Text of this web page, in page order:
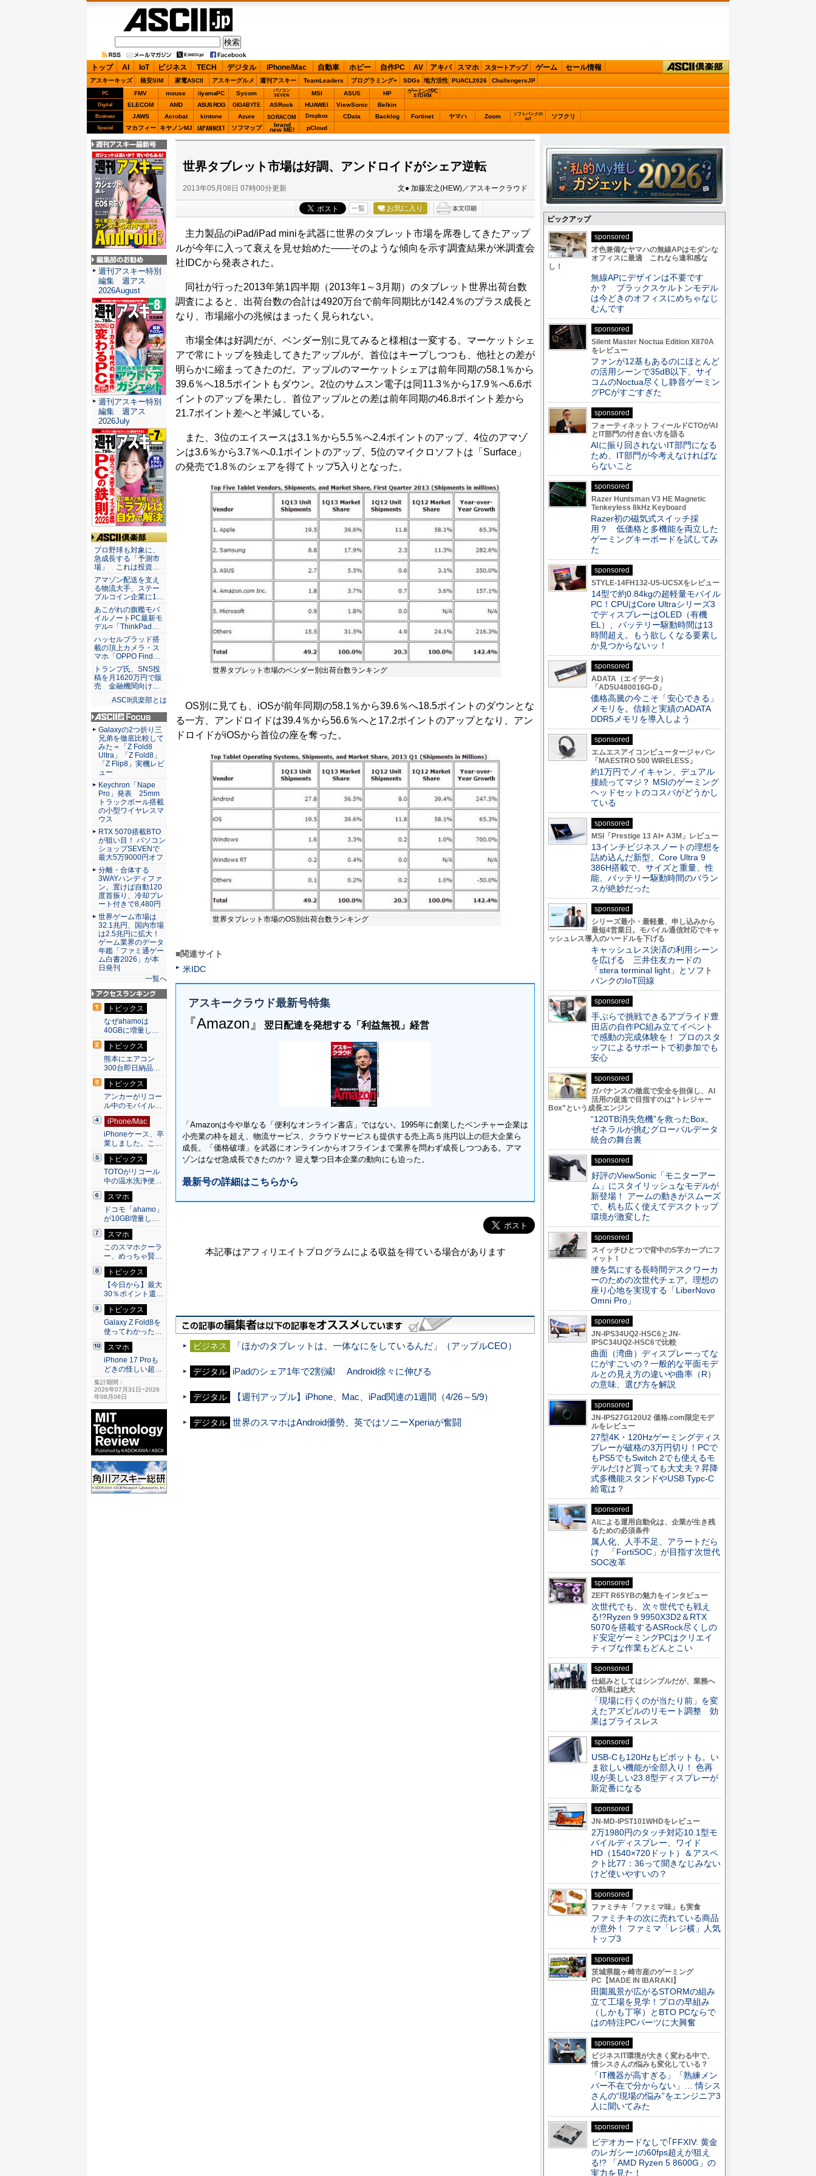
ASCII.jp
トップ AI IoT ビジネス TECH デジタル iPhone/Mac 自動車 ホビー 自作PC AV アキバ スマホ スタートアップ ゲーム セール情報
アスキーキッズ 格安SIM 家電ASCII アスキーグルメ 週刊アスキー TeamLeaders プログラミング+ SDGs 地方活性 PUACL2026 ChallengersJP
PC FMV mouse iiyamaPC Sycom
パソコン
SEVEN
MSI ASUS HP ゲーミングPC
STORM
Digital ELECOM AMD ASUS ROG GIGABYTE ASRock HUAWEI ViewSonic Belkin
Business JAWS Acrobat kintone Azure SORACOM Dropbox CData Backlog Fortinet ヤマハ Zoom
ソフトバンクの
IoT
ソフクリ
Special マカフィー キヤノンMJ JAPANNEXT ソフマップ brand
new ME! pCloud
世界タブレット市場は好調、アンドロイドがシェア逆転
2013年05月08日 07時00分更新 文● 加藤宏之(HEW)／アスキークラウド
一覧 お気に入り
主力製品のiPad/iPad miniを武器に世界のタブレット市場を席巻してきたアップ
ルが今年に入って衰えを見せ始めた――そのような傾向を示す調査結果が米調査会
社IDCから発表された。
同社が行った2013年第1四半期（2013年1～3月期）のタブレット世界出荷台数
調査によると、出荷台数の合計は4920万台で前年同期比が142.4％のプラス成長と
なり、市場縮小の兆候はまったく見られない。
市場全体は好調だが、ベンダー別に見てみると様相は一変する。マーケットシェ
アで常にトップを独走してきたアップルが、首位はキープしつつも、他社との差が
明らかに縮まってきたのだ。アップルのマーケットシェアは前年同期の58.1％から
39.6％へ18.5ポイントもダウン。2位のサムスン電子は同11.3％から17.9％へ6.6ポ
イントのアップを果たし、首位アップルとの差は前年同期の46.8ポイント差から
21.7ポイント差へと半減している。
また、3位のエイスースは3.1％から5.5％へ2.4ポイントのアップ、4位のアマゾ
ンは3.6％から3.7％へ0.1ポイントのアップ、5位のマイクロソフトは「Surface」
の発売で1.8％のシェアを得てトップ5入りとなった。
世界タブレット市場のベンダー別出荷台数ランキング
OS別に見ても、iOSが前年同期の58.1％から39.6％へ18.5ポイントのダウンとな
る一方、アンドロイドは39.4％から56.6％へと17.2ポイントのアップとなり、アン
ドロイドがiOSから首位の座を奪った。
世界タブレット市場のOS別出荷台数ランキング
■関連サイト
米IDC
アスキークラウド最新号特集
『Amazon』 翌日配達を発想する「利益無視」経営
「Amazonは今や単なる「便利なオンライン書店」ではない。1995年に創業したベンチャー企業は
小売業の枠を超え、物流サービス、クラウドサービスも提供する売上高５兆円以上の巨大企業ら
成長。「価格破壊」を武器にオンラインからオフラインまで業界を問わず成長しつつある。アマ
ゾンはなぜ急成長できたのか？ 迎え撃つ日本企業の動向にも迫った。
最新号の詳細はこちらから
本記事はアフィリエイトプログラムによる収益を得ている場合があります
ビジネス 「ほかのタブレットは、一体なにをしているんだ」（アップルCEO）
デジタル iPadのシェア1年で2割減! Android徐々に伸びる
デジタル 【週刊アップル】iPhone、Mac、iPad関連の1週間（4/26～5/9）
デジタル 世界のスマホはAndroid優勢、英ではソニーXperiaが奮闘
週刊アスキー最新
号
編集部のお勧め
週刊アスキー特別
編集 週アス
2026August
週刊アスキー特別
編集 週アス
2026July
ASCII倶楽部
プロ野球も対象に、
急成長する「予測市
場」 これは投資…
アマゾン配送を支え
る物流大手、ステー
ブルコイン企業に1…
あこがれの旗艦モバ
イルノートPC最新モ
デル=「ThinkPad…
ハッセルブラッド搭
載の頂上カメラ・ス
マホ「OPPO Find…
トランプ氏、SNS投
稿を月1620万円で販
売 金融機関向け…
ASCII倶楽部とは
ASCII.jp Focus
Galaxyの2つ折り三
兄弟を徹底比較して
みた＝「Z Fold8
Ultra」「Z Fold8」
「Z Flip8」実機レビ
ュー
Keychron「Nape
Pro」発表 25mm
トラックボール搭載
の小型ワイヤレスマ
ウス
RTX 5070搭載BTO
が狙い目！ パソコン
ショップSEVENで
最大5万9000円オフ
分離・合体する
3WAYハンディファ
ン。置けば自動120
度首振り、冷却プレ
ート付きで8,480円
世界ゲーム市場は
32.1兆円、国内市場
は2.5兆円に拡大！
ゲーム業界のデータ
年鑑「ファミ通ゲー
ム白書2026」が本
日発刊
一覧へ
アクセスランキン
グ
トピックス
なぜahamoは
40GBに増量し…
トピックス
熊本にエアコン
300台即日納品…
トピックス
アンカーがリコー
ル中のモバイル…
iPhone/Mac
iPhoneケース、卒
業しました。こ…
トピックス
TOTOがリコール
中の温水洗浄便…
スマホ
ドコモ「ahamo」
が10GB増量し…
スマホ
このスマホクーラ
ー、めっちゃ賢…
トピックス
【今日から】最大
30％ポイント還…
トピックス
Galaxy Z Fold8を
使ってわかった…
スマホ
iPhone 17 Proも
どきの怪しい超…
集計期間：
2026年07月31日~2026
年08月06日
ピックアップ
sponsored
才色兼備なヤマハの無線APはモダンな
オフィスに最適 これなら違和感な
し！
無線APにデザインは不要です
か？ ブラックスケルトンモデル
は今どきのオフィスにめちゃなじ
むんです
sponsored
Silent Master Noctua Edition X870A
をレビュー
ファンが12基もあるのにほとんど
の活用シーンで35dB以下、サイ
コムのNoctua尽くし静音ゲーミン
グPCがすごすぎた
sponsored
フォーティネット フィールドCTOがAI
とIT部門の付き合い方を語る
AIに振り回されないIT部門になる
ため、IT部門が今考えなければな
らないこと
sponsored
Razer Huntsman V3 HE Magnetic
Tenkeyless 8kHz Keyboard
Razer初の磁気式スイッチ採
用？ 低価格と多機能を両立した
ゲーミングキーボードを試してみ
た
sponsored
STYLE-14FH132-U5-UCSXをレビュー
14型で約0.84kgの超軽量モバイル
PC！CPUはCore Ultraシリーズ3
でディスプレーはOLED（有機
EL）、バッテリー駆動時間は13
時間超え。もう欲しくなる要素し
か見つからないッ！
sponsored
ADATA（エイデータ）
「AD5U480016G-D」
価格高騰の今こそ「安心できる」
メモリを。信頼と実績のADATA
DDR5メモリを導入しよう
sponsored
エムエスアイコンピュータージャパン
「MAESTRO 500 WIRELESS」
約1万円でノイキャン、デュアル
接続ってマジ？ MSIのゲーミング
ヘッドセットのコスパがどうかし
ている
sponsored
MSI「Prestige 13 AI+ A3M」レビュー
13インチビジネスノートの理想を
詰め込んだ新型、Core Ultra 9
386H搭載で、サイズと重量、性
能、バッテリー駆動時間のバラン
スが絶妙だった
sponsored
シリーズ最小・最軽量、申し込みから
最短4営業日。モバイル通信対応でキャ
ッシュレス導入のハードルを下げる
キャッシュレス決済の利用シーン
を広げる 三井住友カードの
「stera terminal light」とソフト
バンクのIoT回線
sponsored
手ぶらで挑戦できるアプライド豊
田店の自作PC組み立てイベント
で感動の完成体験を！ プロのスタ
ッフによるサポートで初参加でも
安心
sponsored
ガバナンスの徹底で安全を担保し、AI
活用の促進で目指すのは“トレジャー
Box”という成長エンジン
“120TB消失危機”を救ったBox。
ゼネラルが挑むグローバルデータ
統合の舞台裏
sponsored
好評のViewSonic「モニターアー
ム」にスタイリッシュなモデルが
新登場！ アームの動きがスムーズ
で、机も広く使えてデスクトップ
環境が激変した
sponsored
スイッチひとつで背中のS字カーブにフ
ィット！
腰を気にする長時間デスクワーカ
ーのための次世代チェア。理想の
座り心地を実現する「LiberNovo
Omni Pro」
sponsored
JN-IPS34UQ2-HSC6とJN-
IPSC34UQ2-HSC6で比較
曲面（湾曲）ディスプレーってな
にがすごいの？一般的な平面モデ
ルとの見え方の違いや曲率（R）
の意味、選び方を解説
sponsored
JN-IPS27G120U2 価格.com限定モデ
ルをレビュー
27型4K・120Hzゲーミングディス
プレーが破格の3万円切り！PCで
もPS5でもSwitch 2でも使えるモ
デルだけど買っても大丈夫？昇降
式多機能スタンドやUSB Typc-C
給電は？
sponsored
AIによる運用自動化は、企業が生き残
るための必須条件
属人化、人手不足、アラートだら
け 「FortiSOC」が目指す次世代
SOC改革
sponsored
ZEFT R65YBの魅力をインタビュー
次世代でも、次々世代でも戦え
る!?Ryzen 9 9950X3D2＆RTX
5070を搭載するASRock尽くしの
ド安定ゲーミングPCはクリエイ
ティブな作業もどんとこい
sponsored
仕組みとしてはシンプルだが、業務へ
の効果は絶大
「現場に行くのが当たり前」を変
えたアズビルのリモート調整 効
果はプライスレス
sponsored
USB-Cも120Hzもピボットも。い
ま欲しい機能が全部入り！ 色再
現が美しい23.8型ディスプレーが
新定番になる
sponsored
JN-MD-IPST101WHDをレビュー
2万1980円のタッチ対応10.1型モ
バイルディスプレー、ワイド
HD（1540×720ドット）＆アスペ
クト比77：36って聞きなじみない
けど使いやすいの？
sponsored
ファミチキ「ファミマ味」も実食
ファミチキの次に売れている商品
が意外！ ファミマ「レジ横」人気
トップ3
sponsored
茨城県龍ヶ崎市産のゲーミング
PC【MADE IN IBARAKI】
田園風景が広がるSTORMの組み
立て工場を見学！プロの早組み
（しかも丁寧）とBTO PCならで
はの特注PCパーツに大興奮
sponsored
ビジネスIT環境が大きく変わる中で、
情シスさんの悩みも変化している？
「IT機器が高すぎる」「熟練メン
バー不在で分からない」… 情シス
さんの“現場の悩み”をエンジニア3
人に聞いてみた
sponsored
ビデオカードなしで｢FFXIV: 黄金
のレガシー｣の60fps超えが狙え
る!? 「AMD Ryzen 5 8600G」の
実力を見た！